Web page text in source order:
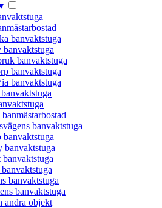
banvaktstuga
banvaktstuga
banvaktstuga
banvaktstuga
banvaktstuga
banvaktstuga
banvaktstuga
banvaktstuga
banvaktstuga
andra objekt